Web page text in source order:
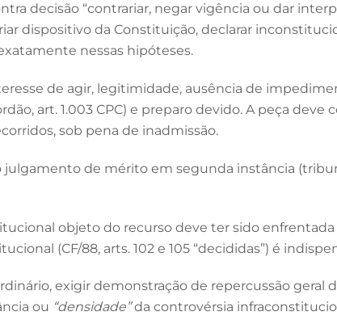
decisão “contrariar, negar vigência ou dar
dispositivo da Constituição, declarar
nessas hipóteses.
de agir, legitimidade, ausência de
art. 1.003 CPC) e preparo devido. A peça
sob pena de inadmissão.
de mérito em segunda instância
objeto do recurso deve ter sido
(CF/88, arts. 102 e 105 “decididas”) é
exigir demonstração de repercussão geral
ou “densidade”da controvérsia